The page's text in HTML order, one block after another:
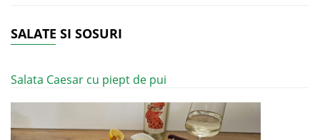
SALATE SI SOSURI
Salata Caesar cu piept de pui